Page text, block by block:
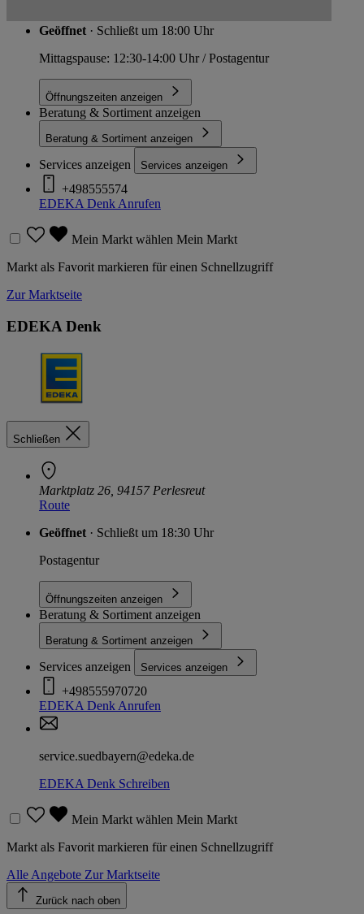
Geöffnet · Schließt um 18:00 Uhr
Mittagspause: 12:30-14:00 Uhr / Postagentur
Öffnungszeiten anzeigen
Beratung & Sortiment anzeigen
Beratung & Sortiment anzeigen
Services anzeigen Services anzeigen
+498555574
EDEKA Denk Anrufen
Mein Markt wählen Mein Markt
Markt als Favorit markieren für einen Schnellzugriff
Zur Marktseite
EDEKA Denk
Schließen
Marktplatz 26, 94157 Perlesreut
Route
Geöffnet · Schließt um 18:30 Uhr
Postagentur
Öffnungszeiten anzeigen
Beratung & Sortiment anzeigen
Beratung & Sortiment anzeigen
Services anzeigen Services anzeigen
+498555970720
EDEKA Denk Anrufen
service.suedbayern@edeka.de
EDEKA Denk Schreiben
Mein Markt wählen Mein Markt
Markt als Favorit markieren für einen Schnellzugriff
Alle Angebote Zur Marktseite
Zurück nach oben